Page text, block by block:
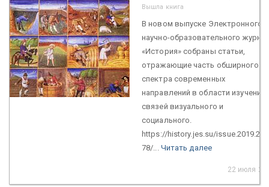
Вышла книга
В новом выпуске Электронного
научно-образовательного
«История» собраны статьи,
отражающие часть обширного
спектра современных
направлений в области изучения
связей визуального и
социального.
https://history.jes.su/
78/... Читать далее
22 июля